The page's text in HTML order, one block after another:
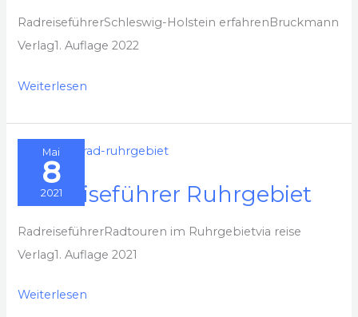
RadreiseführerSchleswig-Holstein erfahrenBruckmann
Verlag1. Auflage 2022
Radreiseführer
Weiterlesen
Mai
8
2021
Radreiseführer Ruhrgebiet
RadreiseführerRadtouren im Ruhrgebietvia reise
Verlag1. Auflage 2021
Radreiseführer
Weiterlesen